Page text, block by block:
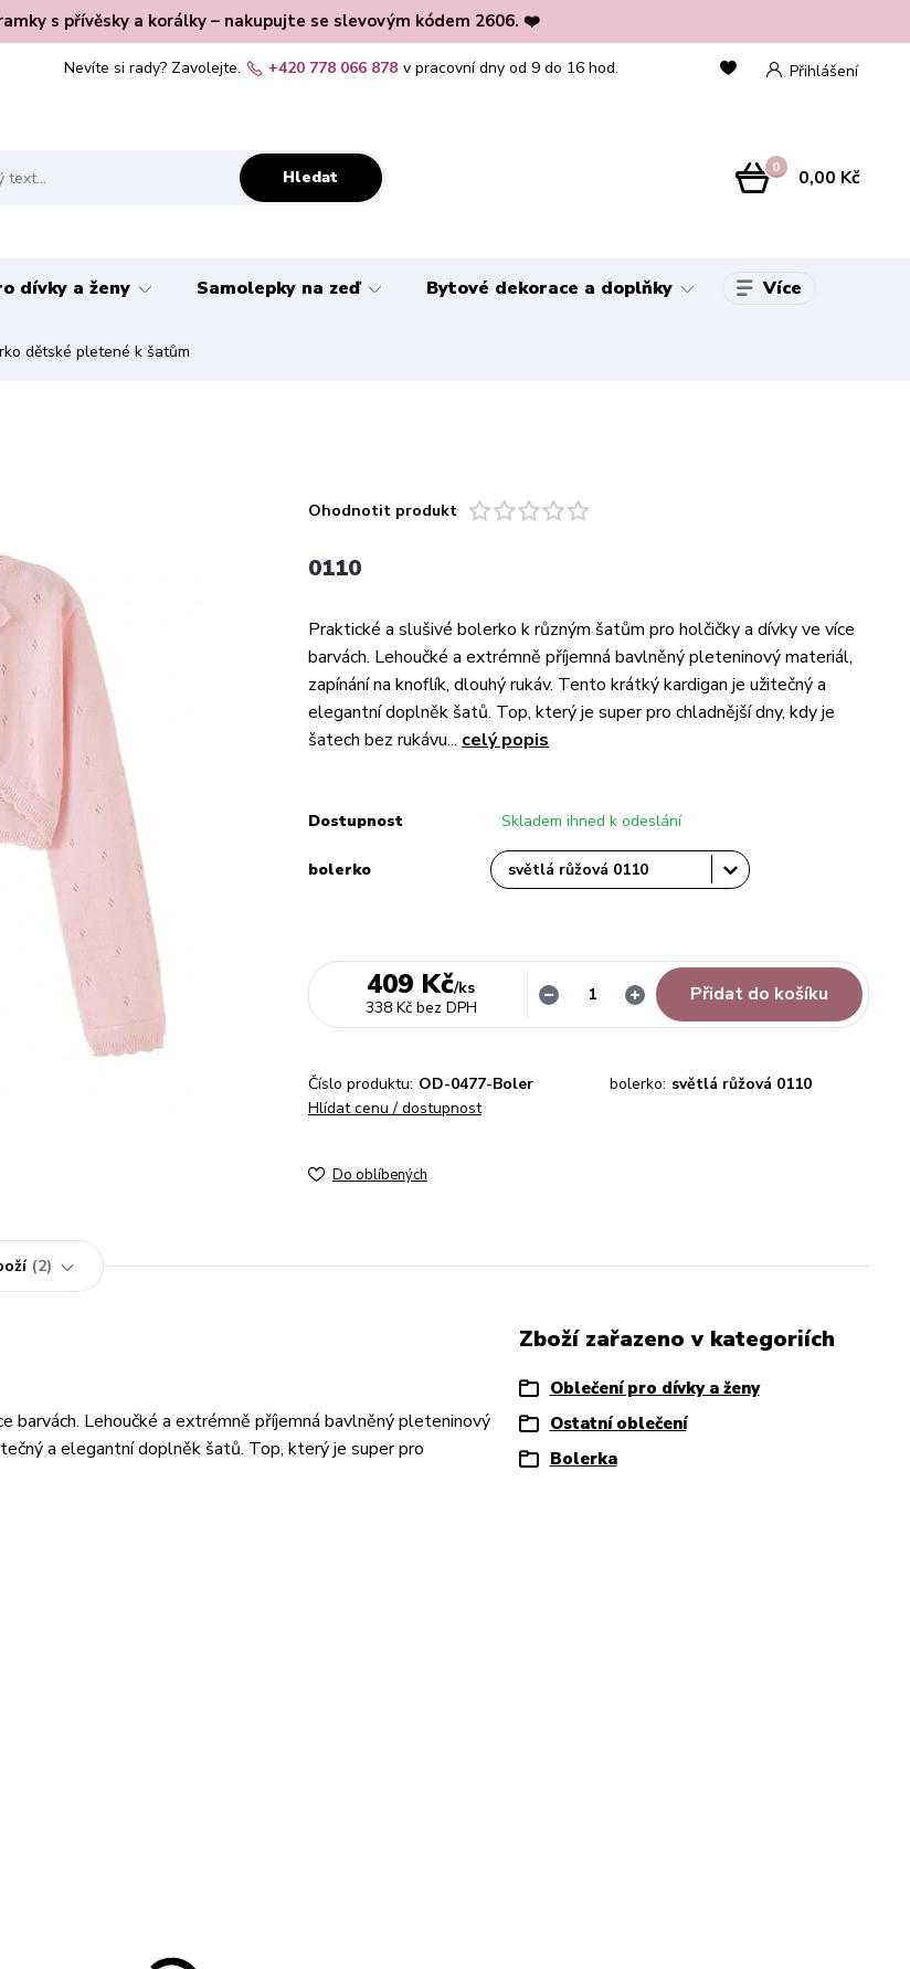
s přívěsky a korálky – nakupujte se slevovým kódem 2606. ❤️
Přihlášení
Hledat
Nevíte si rady? Zavolejte. +420 778 066 878 v pracovní dny od 9 do 16 hod.
0 0,00 Kč
dívky a ženy Samolepky na zeď Bytové dekorace a doplňky Více
dětské pletené k šatům
Ohodnotit produkt
0110
Praktické a slušivé bolerko k různým šatům pro holčičky a dívky ve více
barvách. Lehoučké a extrémně příjemná bavlněný pleteninový materiál,
zapínání na knoflík, dlouhý rukáv. Tento krátký kardigan je užitečný a
elegantní doplněk šatů. Top, který je super pro chladnější dny, kdy je
šatech bez rukávu... celý popis
Dostupnost Skladem ihned k odeslání
bolerko
409 Kč/ks
338 Kč bez DPH
Přidat do košíku
Číslo produktu: OD-0477-Boler bolerko: světlá růžová 0110
Hlídat cenu / dostupnost
Do oblíbených
2
barvách. Lehoučké a extrémně příjemná bavlněný pleteninový
a elegantní doplněk šatů. Top, který je super pro
Zboží zařazeno v kategoriích
Oblečení pro dívky a ženy
Ostatní oblečení
Bolerka